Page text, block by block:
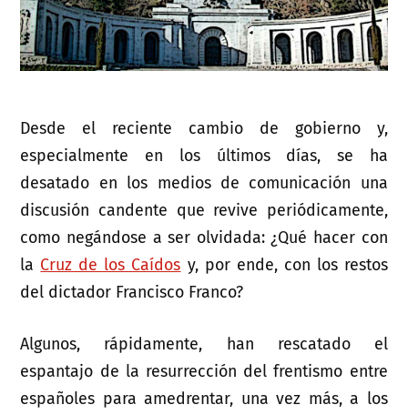
Desde el reciente cambio de gobierno y,
especialmente en los últimos días, se ha
desatado en los medios de comunicación una
discusión candente que revive periódicamente,
como negándose a ser olvidada: ¿Qué hacer con
la Cruz de los Caídos y, por ende, con los restos
del dictador Francisco Franco?
Algunos, rápidamente, han rescatado el
espantajo de la resurrección del frentismo entre
españoles para amedrentar, una vez más, a los